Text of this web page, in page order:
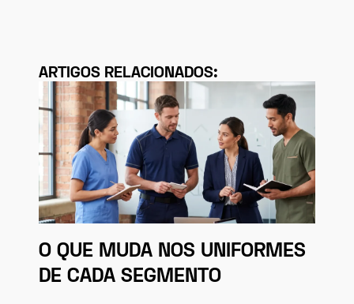
ARTIGOS RELACIONADOS:
O QUE MUDA NOS UNIFORMES
DE CADA SEGMENTO